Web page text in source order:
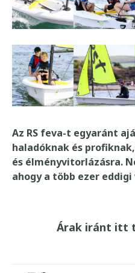
Az RS feva-t egyaránt
haladóknak és
és élményvitorlázásra.
ahogy a több ezer
Árak iránt itt